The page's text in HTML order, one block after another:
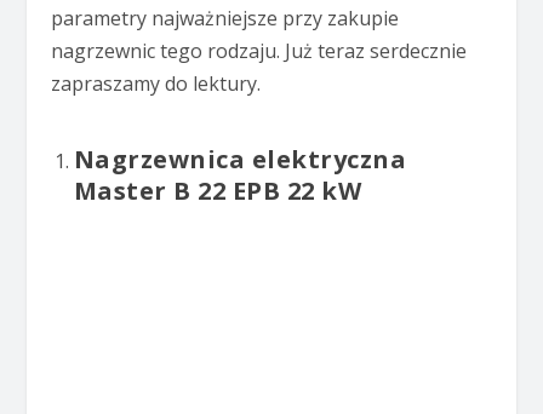
parametry najważniejsze przy zakupie
nagrzewnic tego rodzaju. Już teraz serdecznie
zapraszamy do lektury.
Nagrzewnica elektryczna
Master B 22 EPB 22 kW